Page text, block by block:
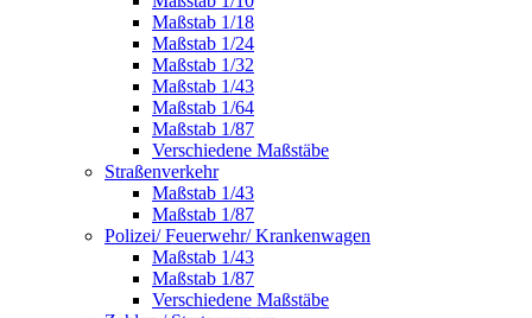
Maßstab 1/18
Maßstab 1/24
Maßstab 1/32
Maßstab 1/43
Maßstab 1/64
Maßstab 1/87
Verschiedene Maßstäbe
Straßenverkehr
Maßstab 1/43
Maßstab 1/87
Polizei/ Feuerwehr/ Krankenwagen
Maßstab 1/43
Maßstab 1/87
Verschiedene Maßstäbe